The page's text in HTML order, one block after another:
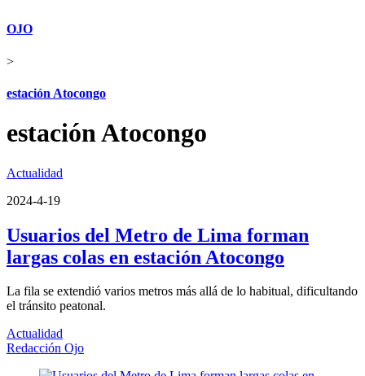
OJO
>
estación Atocongo
estación Atocongo
Actualidad
2024-4-19
Usuarios del Metro de Lima forman
largas colas en estación Atocongo
La fila se extendió varios metros más allá de lo habitual, dificultando
el tránsito peatonal.
Actualidad
Redacción Ojo